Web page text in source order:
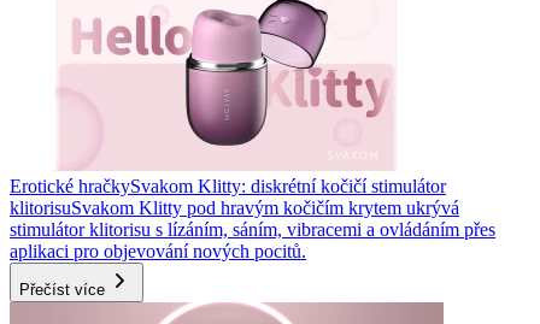
Erotické hračkySvakom Klitty: diskrétní kočičí stimulátor
klitorisuSvakom Klitty pod hravým kočičím krytem ukrývá
stimulátor klitorisu s lízáním, sáním, vibracemi a ovládáním přes
aplikaci pro objevování nových pocitů.
Přečíst více